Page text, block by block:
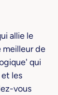
allie le
meilleur de
qui
les
vous